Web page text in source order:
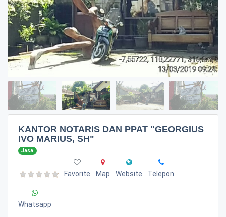
KANTOR NOTARIS DAN PPAT "GEORGIUS
IVO MARIUS, SH"
Jasa
Favorite Map Website Telepon
Whatsapp